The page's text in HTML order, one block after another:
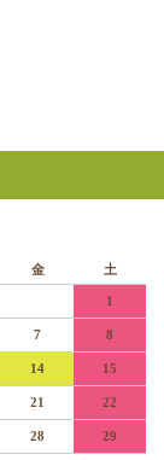
金 土
1
7 8
14 15
21 22
28 29